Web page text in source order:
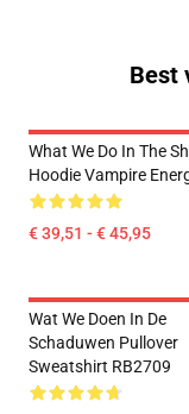
Best
What We Do In The
Hoodie Vampire
€ 39,51 - € 45,95
Wat We Doen In De
Schaduwen Pullover
Sweatshirt RB2709